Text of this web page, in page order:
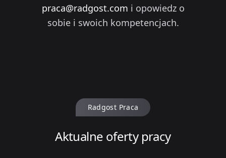
praca@radgost.com i opowiedz o
sobie i swoich kompetencjach.
Radgost Praca
Aktualne oferty pracy